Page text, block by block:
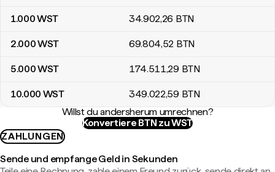
1.000WST 34.902,26 BTN
2.000WST 69.804,52 BTN
5.000WST 174.511,29 BTN
10.000 WST 349.022,59 BTN
Willst du andersherum umrechnen?
Konvertiere BTN zu WST
ZAHLUNGEN
Sende und empfange Geld in Sekunden